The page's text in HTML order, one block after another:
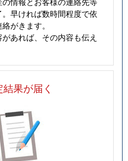
早ければ数時間程度で依
がきます。
あれば、その内容も伝え
果が届く